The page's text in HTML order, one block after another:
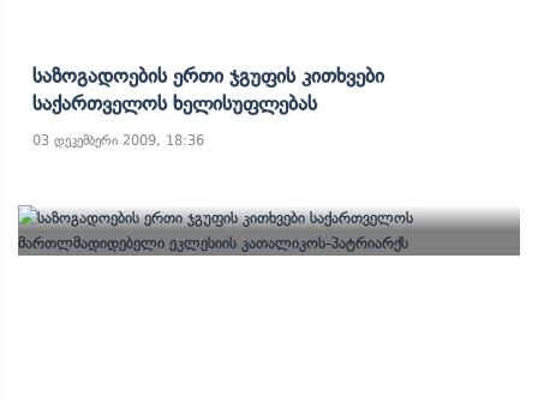
Საზოგადოების Ერთი Ჯგუფის Კითხვები
Საქართველოს Ხელისუფლებას
03 დეკემბერი 2009, 18:36